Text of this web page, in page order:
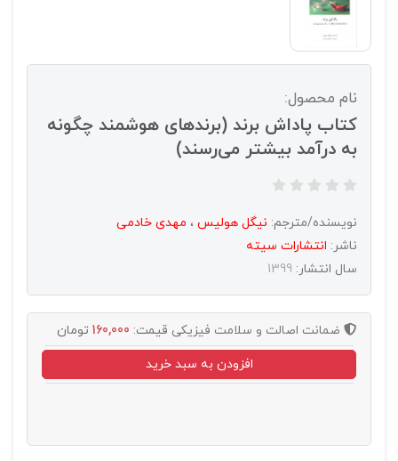
نام محصول:
کتاب پاداش برند (برندهای هوشمند چگونه
به درآمد بیشتر می‌رسند)
نویسنده/مترجم: نیگل هولیس ، مهدی خادمی
ناشر: انتشارات سيته
سال انتشار: 1399
ضمانت اصالت و سلامت فیزیکی قیمت: 160,000 تومان
افزودن به سبد خرید